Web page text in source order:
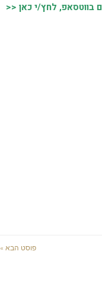
בווטסאפ, לחץ/י כאן <<
פוסט הבא »